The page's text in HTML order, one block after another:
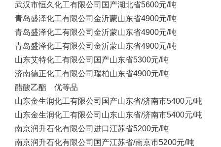
武汉市恒久化工有限公司 国产湖北省5600元/吨
青岛盛泽化工有限公司 金沂蒙山东省4900元/吨
青岛盛泽化工有限公司 金沂蒙山东省4900元/吨
青岛盛泽化工有限公司 金沂蒙山东省4900元/吨
山东艾特化工有限公司 国产山东省5300元/吨
济南德正化工有限公司 瑞柏山东省4900元/吨
醋酸乙酯 优等品
山东金生润化工有限公司 国产山东省/济南市5400元/吨
山东金生润化工有限公司 山东山东省/济南市5400元/吨
南京润升石化有限公司 进口江苏省5200元/吨
南京润升石化有限公司 国产江苏省/南京市5200元/吨